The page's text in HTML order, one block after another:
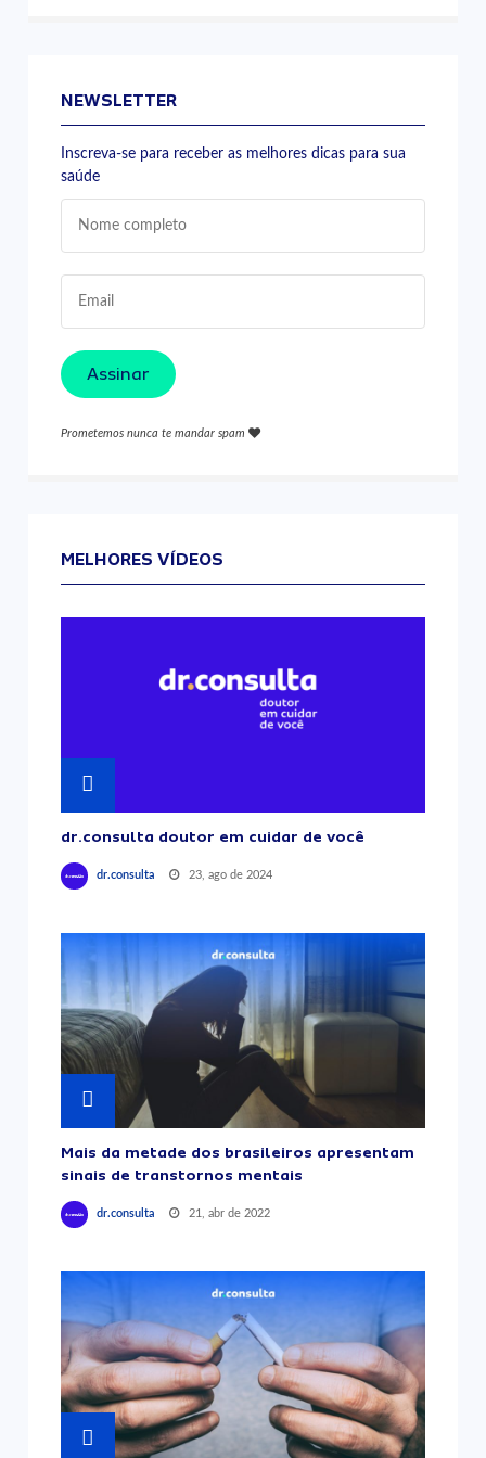
NEWSLETTER
Inscreva-se para receber as melhores dicas para sua
saúde
Assinar
Prometemos nunca te mandar spam
MELHORES VÍDEOS
dr.consulta doutor em cuidar de você
dr.consulta 23, ago de 2024
Mais da metade dos brasileiros apresentam
sinais de transtornos mentais
dr.consulta 21, abr de 2022